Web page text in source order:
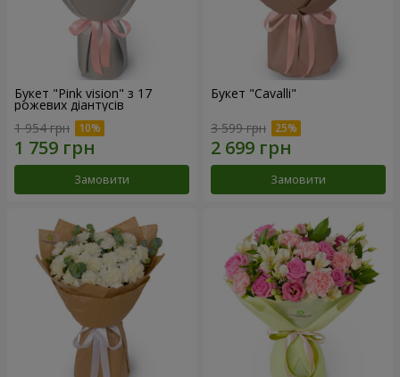
Букет "Pink vision" з 17
рожевих діантусів
1 954 грн
Замовити
Букет "Cаvalli"
3 599 грн
Замовити